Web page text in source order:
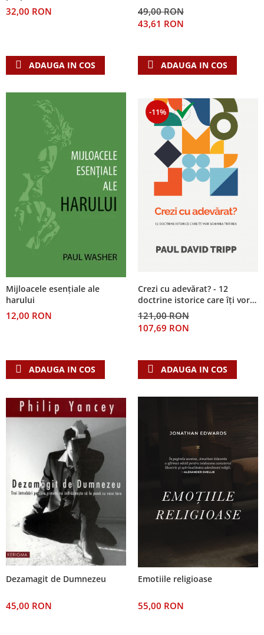
lui Dumnezeu
32,00 RON
ADAUGA IN COS
49,00 RON
43,61 RON
ADAUGA IN COS
Mijloacele esențiale ale
harului
12,00 RON
ADAUGA IN COS
-11%
Crezi cu adevărat? - 12
doctrine istorice care îți vor
schimba trăirea
121,00 RON
107,69 RON
ADAUGA IN COS
Dezamagit de Dumnezeu
45,00 RON
Emotiile religioase
55,00 RON